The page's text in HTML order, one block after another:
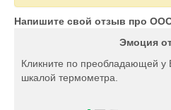
Напишите свой отзыв про
Эмоция
Кликните по преобладающей у
шкалой термометра.